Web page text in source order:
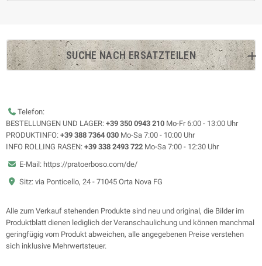
SUCHE NACH ERSATZTEILEN
Telefon:
BESTELLUNGEN UND LAGER: +39 350 0943 210 Mo-Fr 6:00 - 13:00 Uhr
PRODUKTINFO: +39 388 7364 030 Mo-Sa 7:00 - 10:00 Uhr
INFO ROLLING RASEN: +39 338 2493 722 Mo-Sa 7:00 - 12:30 Uhr
E-Mail: https://pratoerboso.com/de/
Sitz: via Ponticello, 24 - 71045 Orta Nova FG
Alle zum Verkauf stehenden Produkte sind neu und original, die Bilder im
Produktblatt dienen lediglich der Veranschaulichung und können manchmal
geringfügig vom Produkt abweichen, alle angegebenen Preise verstehen
sich inklusive Mehrwertsteuer.